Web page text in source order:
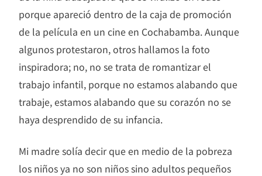
porque apareció dentro de la caja de promoción
de la película en un cine en Cochabamba. Aunque
algunos protestaron, otros hallamos la foto
inspiradora; no, no se trata de romantizar el
trabajo infantil, porque no estamos alabando que
trabaje, estamos alabando que su corazón no se
haya desprendido de su infancia.
Mi madre solía decir que en medio de la pobreza
los niños ya no son niños sino adultos pequeños